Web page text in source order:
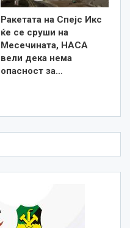
Ракетата на Спејс Икс
ќе се сруши на
Месечината, НАСА
вели дека нема
опасност за…